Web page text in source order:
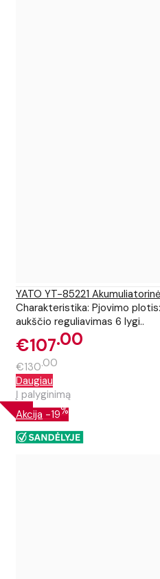
YATO YT-85221
Charakteristika: Pjovimo
aukščio reguliavimas 6 lygi..
€107 00
€130 00
Daugiau
Į palyginimą
Akcija -19%